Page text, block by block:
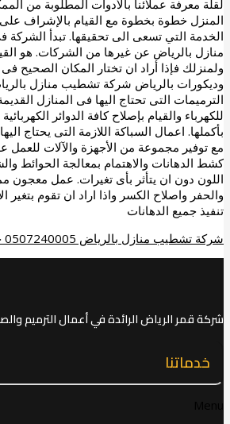
لقلة معرفة عملائنا بالأدوات المطلوبة من
المنزل خطوة بخطوة مع القيام بالإشراف
الخدمة التي تسعى الى تحقيقها. تبدأ
منازل بالرياض عن غيرها من الشركات. هو
ولمنزلك فإذا أراد ان تختار المكان
وديكورات بالرياض شركة تشطيب منازل
الترميمات التى تحتاج اليها فى المنازل
للكهرباء والقيام بإصلاح كافة الدوائر
بأكملها. اعمال السباكة اللازمة التى يحتاج
مع توفير مجموعة من الأجهزة والآلات
كشط الدهانات والاهتمام بمعالجة الحوائط
اللون دون ان يتأثر بأى تغيرات. عمل معجون
والحفر واصلاح الكسر واذا اراد ان تقوم
تنفيذ جميع الدهانات
شركة تشطيب منازل بالرياض 0507240005 خصم حتى 20%
شركة قمر الرياض الرائدة في أعمال الترميم والصيانة والتشطيبات بالرياض منذ أكثر
خدماتنا